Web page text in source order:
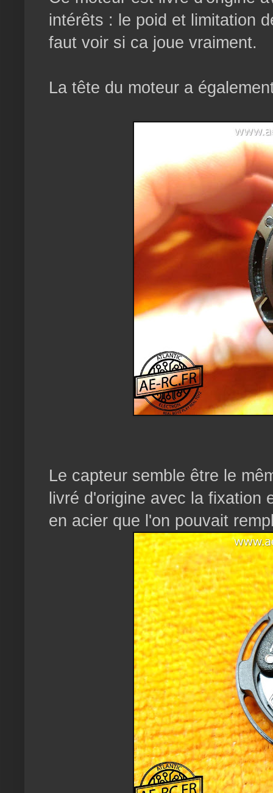
intérêts : le poid et limitation
faut voir si ca joue vraiment.
La tête du moteur a
Le capteur semble être le
livré d'origine avec la fixation
en acier que l'on pouvait